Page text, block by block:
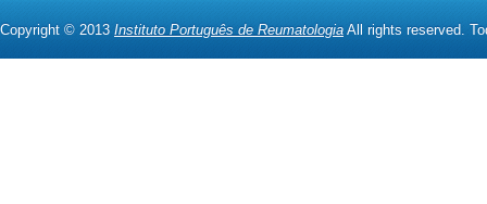
Copyright © 2013 Instituto Português de Reumatologia All rights reserved.